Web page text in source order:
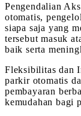
Pengendalian
otomatis,
siapa saja yang
tersebut masuk
baik serta
Fleksibilitas dan
parkir otomatis
pembayaran
kemudahan bagi